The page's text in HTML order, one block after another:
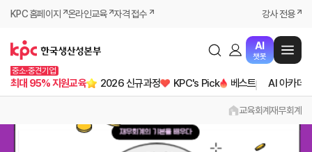
KPC 홈페이지 온라인교육 자격 접수 강사 전용
AI
챗봇
중소·중견기업
최대 95% 지원교육 2026 신규과정 KPC's Pick 베스트 AI 아카데
교육회계재무회계